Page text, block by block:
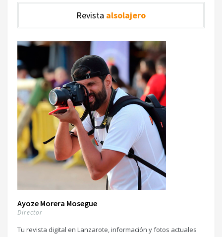
Revista alsolajero
Ayoze Morera Mosegue
Director
Tu revista digital en Lanzarote, información y fotos actuales